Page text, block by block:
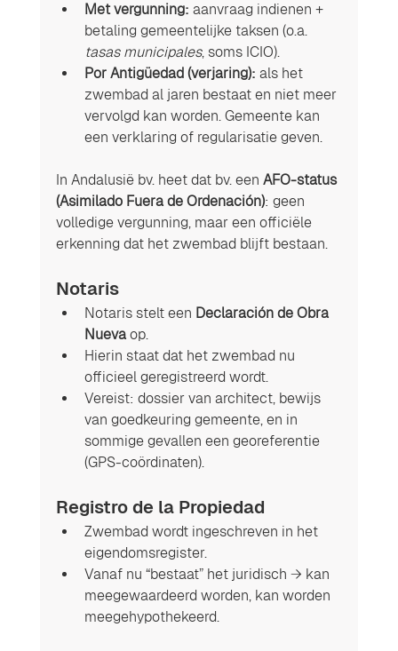
Met vergunning: aanvraag indienen +
betaling gemeentelijke taksen (o.a.
tasas municipales, soms ICIO).
Por Antigüedad (verjaring): als het
zwembad al jaren bestaat en niet meer
vervolgd kan worden. Gemeente kan
een verklaring of regularisatie geven.
In Andalusië bv. heet dat bv. een AFO-status
(Asimilado Fuera de Ordenación): geen
volledige vergunning, maar een officiële
erkenning dat het zwembad blijft bestaan.
Notaris
Notaris stelt een Declaración de Obra
Nueva op.
Hierin staat dat het zwembad nu
officieel geregistreerd wordt.
Vereist: dossier van architect, bewijs
van goedkeuring gemeente, en in
sommige gevallen een georeferentie
(GPS-coördinaten).
Registro de la Propiedad
Zwembad wordt ingeschreven in het
eigendomsregister.
Vanaf nu “bestaat” het juridisch → kan
meegewaardeerd worden, kan worden
meegehypothekeerd.